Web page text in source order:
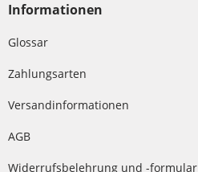
Informationen
Glossar
Zahlungsarten
Versandinformationen
AGB
Widerrufsbelehrung und -formular